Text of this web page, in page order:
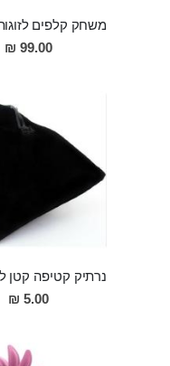
99.00 ₪
5.00 ₪